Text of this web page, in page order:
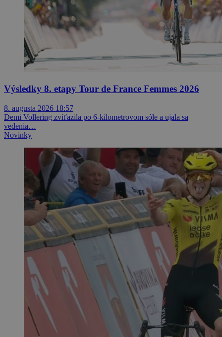
Výsledky 8. etapy Tour de France Femmes 2026
8. augusta 2026 18:57
Demi Vollering zvíťazila po 6-kilometrovom sóle a ujala sa
vedenia…
Novinky